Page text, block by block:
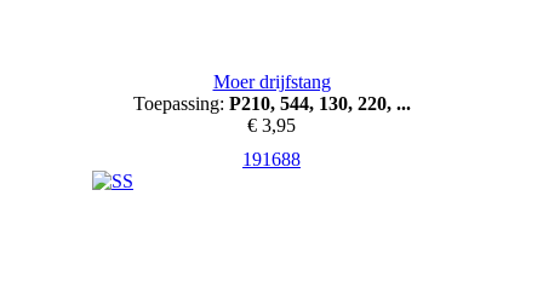
Moer drijfstang
Toepassing: P210, 544, 130, 220, ...
€ 3,95
191688